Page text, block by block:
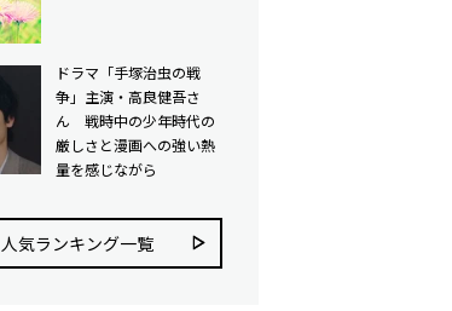
ドラマ「手塚治虫の戦
争」主演・高良健吾さ
ん 戦時中の少年時代の
厳しさと漫画への強い熱
量を感じながら
人気ランキング⼀覧